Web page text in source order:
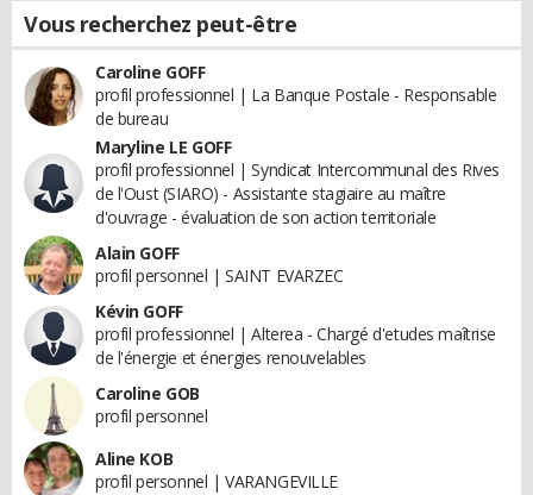
Vous recherchez peut-être
Caroline GOFF
profil professionnel | La Banque Postale - Responsable
de bureau
Maryline LE GOFF
profil professionnel | Syndicat Intercommunal des Rives
de l'Oust (SIARO) - Assistante stagiaire au maître
d'ouvrage - évaluation de son action territoriale
Alain GOFF
profil personnel | SAINT EVARZEC
Kévin GOFF
profil professionnel | Alterea - Chargé d'etudes maîtrise
de l'énergie et énergies renouvelables
Caroline GOB
profil personnel
Aline KOB
profil personnel | VARANGEVILLE